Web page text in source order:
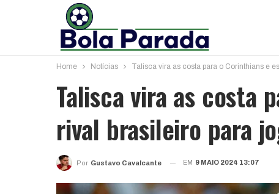
Home Notícias Talisca vira as costa para o Corinthians e
Talisca vira as costa
rival brasileiro para
Por Gustavo Cavalcante EM 9 MAIO 2024 13:07